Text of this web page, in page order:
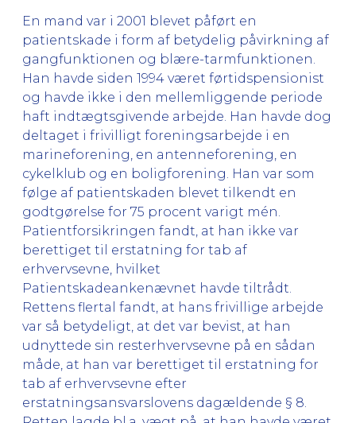
En mand var i 2001 blevet påført en
patientskade i form af betydelig påvirkning af
gangfunktionen og blære-tarmfunktionen.
Han havde siden 1994 været førtidspensionist
og havde ikke i den mellemliggende periode
haft indtægtsgivende arbejde. Han havde dog
deltaget i frivilligt foreningsarbejde i en
marineforening, en antenneforening, en
cykelklub og en boligforening. Han var som
følge af patientskaden blevet tilkendt en
godtgørelse for 75 procent varigt mén.
Patientforsikringen fandt, at han ikke var
berettiget til erstatning for tab af
erhvervsevne, hvilket
Patientskadeankenævnet havde tiltrådt.
Rettens flertal fandt, at hans frivillige arbejde
var så betydeligt, at det var bevist, at han
udnyttede sin resterhvervsevne på en sådan
måde, at han var berettiget til erstatning for
tab af erhvervsevne efter
erstatningsansvarslovens dagældende § 8.